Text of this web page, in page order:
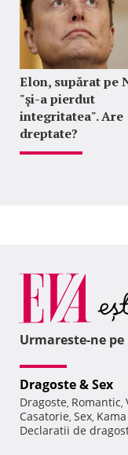
Elon, supărat pe
"şi-a pierdut
integritatea". Are
dreptate?
Urmareste-ne pe
Dragoste & Sex
Dragoste, Romantic,
Casatorie, Sex,
Declaratii de